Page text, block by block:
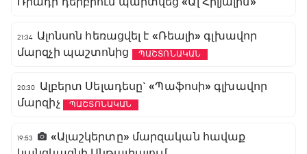
21:34 Ալոնսոն հեռացվել է «Ռեալի» գլխավոր
մարզչի պաշտոնից
ՊԱՇՏՈՆԱԿԱՆ
20:30
Ալբերտ Սելադեսը` «Պաֆոսի» գլխավոր
մարզիչ
ՊԱՇՏՈՆԱԿԱՆ
19:53
«Ալաշկերտը» մարզական հավաք